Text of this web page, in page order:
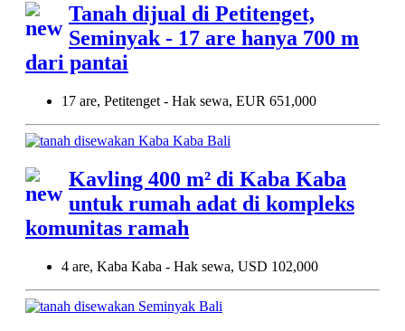
Tanah dijual di Petitenget,
Seminyak - 17 are hanya 700 m
dari pantai
17 are, Petitenget - Hak sewa, EUR 651,000
Kavling 400 m² di Kaba Kaba
untuk rumah adat di kompleks
komunitas ramah
4 are, Kaba Kaba - Hak sewa, USD 102,000